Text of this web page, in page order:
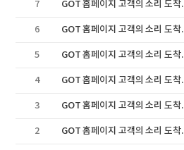
7 GOT 홈페이지 고객의 소리 도착.
6 GOT 홈페이지 고객의 소리 도착.
5 GOT 홈페이지 고객의 소리 도착.
4 GOT 홈페이지 고객의 소리 도착.
3 GOT 홈페이지 고객의 소리 도착.
2 GOT 홈페이지 고객의 소리 도착.